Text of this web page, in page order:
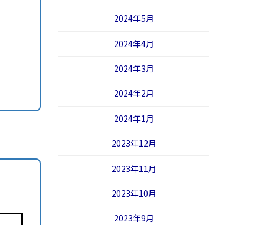
2024年5月
2024年4月
2024年3月
2024年2月
2024年1月
2023年12月
2023年11月
2023年10月
2023年9月